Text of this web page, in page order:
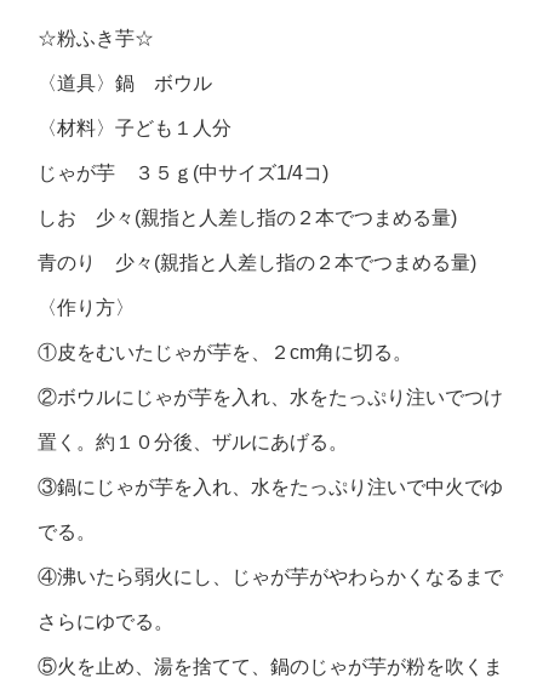
☆粉ふき芋☆
〈道具〉鍋 ボウル
〈材料〉子ども１人分
じゃが芋 ３５ｇ(中サイズ1/4コ)
しお 少々(親指と人差し指の２本でつまめる量)
青のり 少々(親指と人差し指の２本でつまめる量)
〈作り方〉
①皮をむいたじゃが芋を、２cm角に切る。
②ボウルにじゃが芋を入れ、水をたっぷり注いでつけ
置く。約１０分後、ザルにあげる。
③鍋にじゃが芋を入れ、水をたっぷり注いで中火でゆ
でる。
④沸いたら弱火にし、じゃが芋がやわらかくなるまで
さらにゆでる。
⑤火を止め、湯を捨てて、鍋のじゃが芋が粉を吹くま